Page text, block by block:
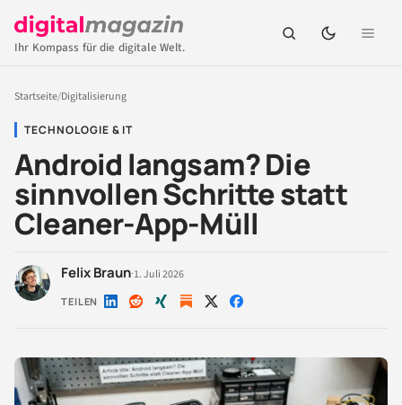
Ihr Kompass für die digitale Welt.
Startseite/Digitalisierung
TECHNOLOGIE & IT
Android langsam? Die
sinnvollen Schritte statt
Cleaner-App-Müll
Felix Braun·1. Juli 2026
TEILEN Auf Auf Auf Auf Auf